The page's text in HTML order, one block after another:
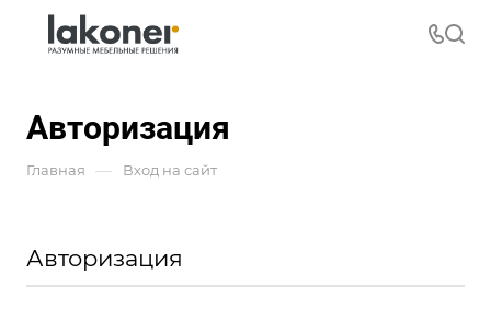
Авторизация
Главная — Вход на сайт
Авторизация